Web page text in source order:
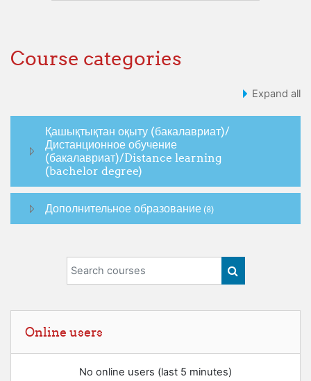
Course categories
Expand all
Қашықтықтан оқыту (бакалавриат)/
Дистанционное обучение
(бакалавриат)/Distance learning
(bachelor degree)
Дополнительное образование (8)
Search courses
SEARCH
Online users
No online users (last 5 minutes)